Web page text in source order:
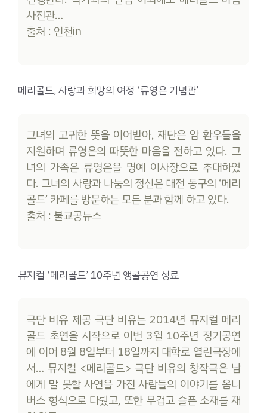
사진관…
출처 : 인천in
메리골드, 사랑과 희망의 여정 ‘류영은 기념관’
그녀의 고귀한 뜻을 이어받아, 재단은 암 환우들을
지원하며 류영은의 따뜻한 마음을 전하고 있다. 그
녀의 가족은 류영은을 명예 이사장으로 추대하였
다. 그녀의 사랑과 나눔의 정신은 대전 동구의 ‘메리
골드’ 카페를 방문하는 모든 분과 함께 하고 있다.
출처 : 불교공뉴스
뮤지컬 ‘메리골드’ 10주년 앵콜공연 성료
극단 비유 제공 극단 비유는 2014년 뮤지컬 메리
골드 초연을 시작으로 이번 3월 10주년 정기공연
에 이어 8월 8일부터 18일까지 대학로 열린극장에
서… 뮤지컬 <메리골드> 극단 비유의 창작극은 남
에게 말 못할 사연을 가진 사람들의 이야기를 옴니
버스 형식으로 다뤘고, 또한 무겁고 슬픈 소재를 재